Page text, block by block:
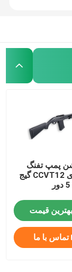
پمپ تفنگ
ساچمه ای CCVT12 گیج
بهترین قیمت
تماس با ما